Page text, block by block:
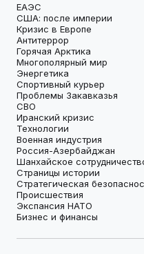
ЕАЭС
США: после империи
Кризис в Европе
Антитеррор
Горячая Арктика
Многополярный мир
Энергетика
Спортивный курьер
Проблемы Закавказья
СВО
Иранский кризис
Технологии
Военная индустрия
Россия-Азербайджан
Шанхайское
Страницы истории
Стратегическая
Происшествия
Экспансия НАТО
Бизнес и финансы